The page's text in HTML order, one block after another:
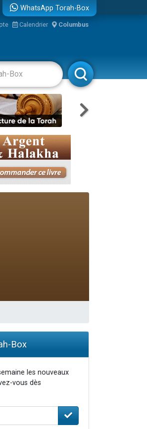
WhatsApp Torah-Box
Calendrier Columbus
Rabbanim
Box
les nouveaux
vous dès